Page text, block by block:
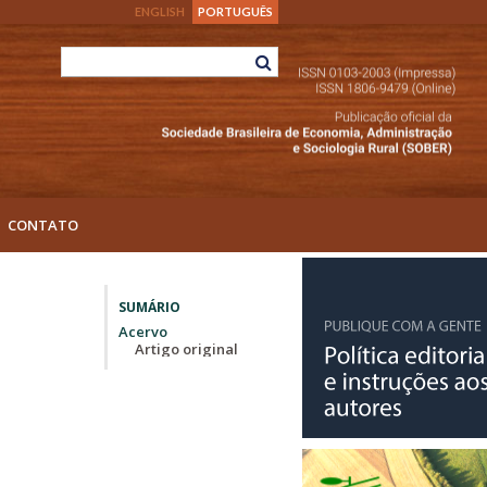
ENGLISH PORTUGUÊS
CONTATO
SUMÁRIO
Acervo
Artigo original